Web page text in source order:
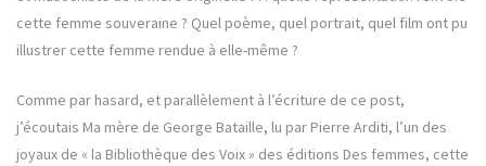
cette femme souveraine ? Quel poème, quel portrait, quel film ont pu
illustrer cette femme rendue à elle-même ?
Comme par hasard, et parallèlement à l’écriture de ce post,
j’écoutais Ma mère de George Bataille, lu par Pierre Arditi, l’un des
joyaux de « la Bibliothèque des Voix » des éditions Des femmes, cette